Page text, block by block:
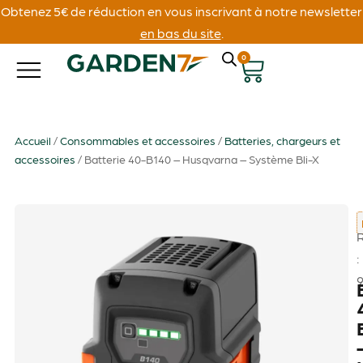
Obtenez 5€ de réduction en vous inscrivant à notre newsletter
en bas du site.
0
Accueil /Consommables et accessoires / Batteries, chargeurs et
accessoires / Batterie 40-B140 – Husqvarna – Système Bli-X
: